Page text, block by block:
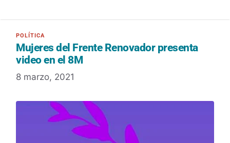
Mujeres del Frente Renovador presenta
video en el 8M
8 marzo, 2021